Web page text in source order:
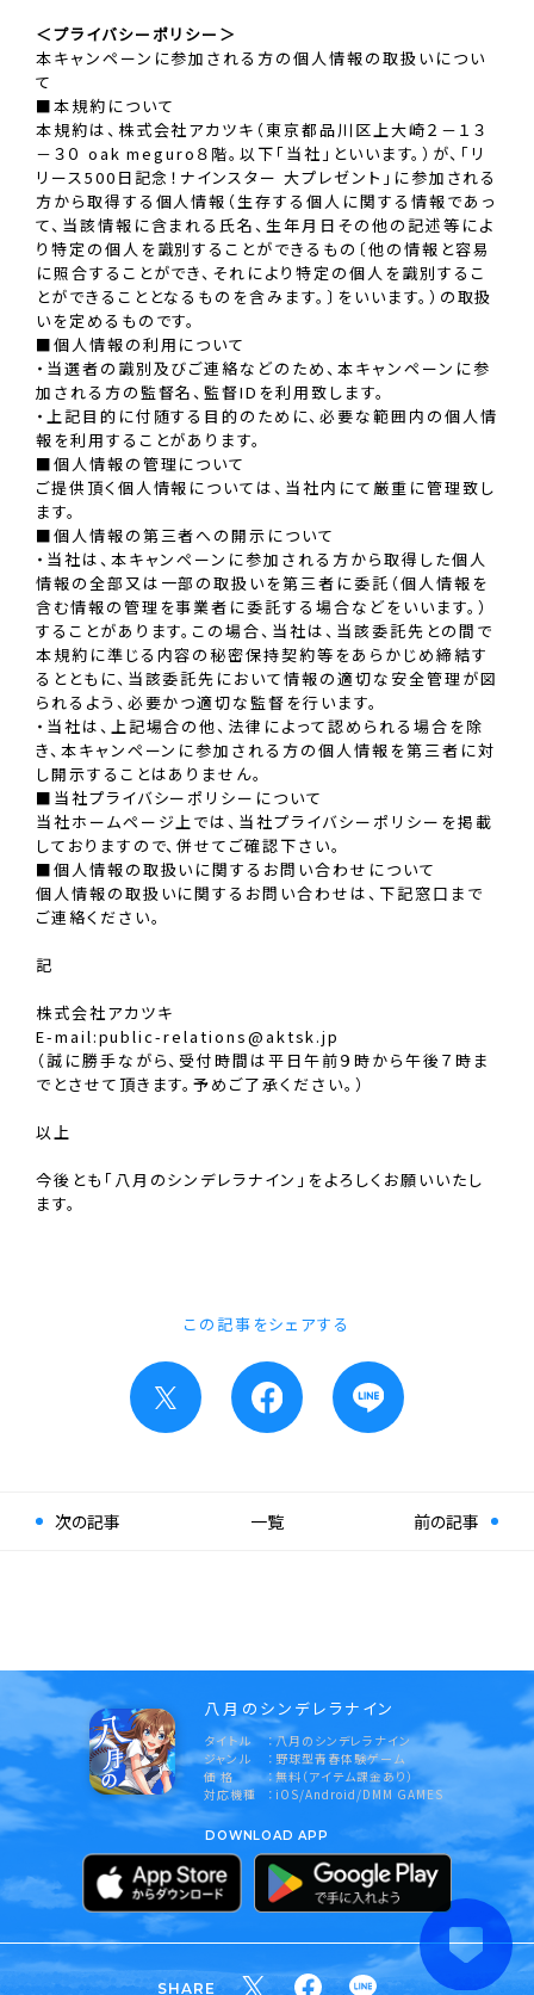
＜プライバシーポリシー＞
本キャンペーンに参加される方の個人情報の取扱いについ
て
■本規約について
本規約は、株式会社アカツキ（東京都品川区上大崎２－１３
－３０ oak meguro８階。以下「当社」といいます。）が、「リ
リース500日記念！ナインスター 大プレゼント」に参加される
方から取得する個人情報（生存する個人に関する情報であっ
て、当該情報に含まれる氏名、生年月日その他の記述等によ
り特定の個人を識別することができるもの〔他の情報と容易
に照合することができ、それにより特定の個人を識別するこ
とができることとなるものを含みます。〕をいいます。）の取扱
いを定めるものです。
■個人情報の利用について
・当選者の識別及びご連絡などのため、本キャンペーンに参
加される方の監督名、監督IDを利用致します。
・上記目的に付随する目的のために、必要な範囲内の個人情
報を利用することがあります。
■個人情報の管理について
ご提供頂く個人情報については、当社内にて厳重に管理致し
ます。
■個人情報の第三者への開示について
・当社は、本キャンペーンに参加される方から取得した個人
情報の全部又は一部の取扱いを第三者に委託（個人情報を
含む情報の管理を事業者に委託する場合などをいいます。）
することがあります。この場合、当社は、当該委託先との間で
本規約に準じる内容の秘密保持契約等をあらかじめ締結す
るとともに、当該委託先において情報の適切な安全管理が図
られるよう、必要かつ適切な監督を行います。
・当社は、上記場合の他、法律によって認められる場合を除
き、本キャンペーンに参加される方の個人情報を第三者に対
し開示することはありません。
■当社プライバシーポリシーについて
当社ホームページ上では、当社プライバシーポリシーを掲載
しておりますので、併せてご確認下さい。
■個人情報の取扱いに関するお問い合わせについて
個人情報の取扱いに関するお問い合わせは、下記窓口まで
ご連絡ください。
記
株式会社アカツキ
E-mail:public-relations@aktsk.jp
（誠に勝手ながら、受付時間は平日午前９時から午後７時ま
でとさせて頂きます。予めご了承ください。）
以上
今後とも「八月のシンデレラナイン」をよろしくお願いいたし
ます。
この記事をシェアする
次の記事 前の記事
一覧
八月のシンデレラナイン
タイトル
八月のシンデレラナイン
ジャンル
野球型青春体験ゲーム
価 格
無料（アイテム課金あり）
対応機種
iOS/Android/DMM GAMES
DOWNLOAD APP
SHARE